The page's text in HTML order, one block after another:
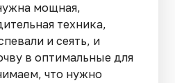
мощная,
техника,
и сеять, и
в оптимальные для
что нужно